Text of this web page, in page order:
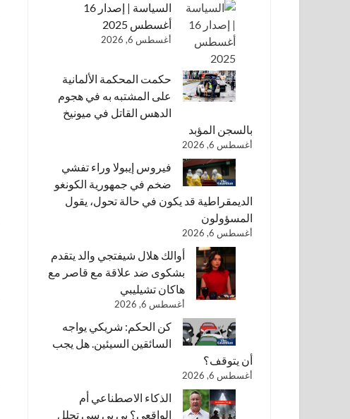
السياسة | إصدار 16
أغسطس 2025
أغسطس 6, 2026
حكمت المحكمة الألمانية
على المشتبه به في هجوم
الدهس القاتل في ميونيخ
بالسجن المؤبد
أغسطس 6, 2026
فيروس إيبولا وراء تفشي
ضخم في جمهورية الكونغو
الديمقراطية قد يكون في حالة تحول، يقول
المسؤولون
أغسطس 6, 2026
أوالك هلال شيفتجي والد يتقدم
بشكوى ضد علاقة مع قاصر مع
هاكان تشيليبي
أغسطس 6, 2026
كن الحكم: شريكي يواجه
السائقين السيئين. هل يجب
أن يتوقف؟
أغسطس 6, 2026
الذكاء الاصطناعي أم
الواقعي؟ بي بي سي تحلل